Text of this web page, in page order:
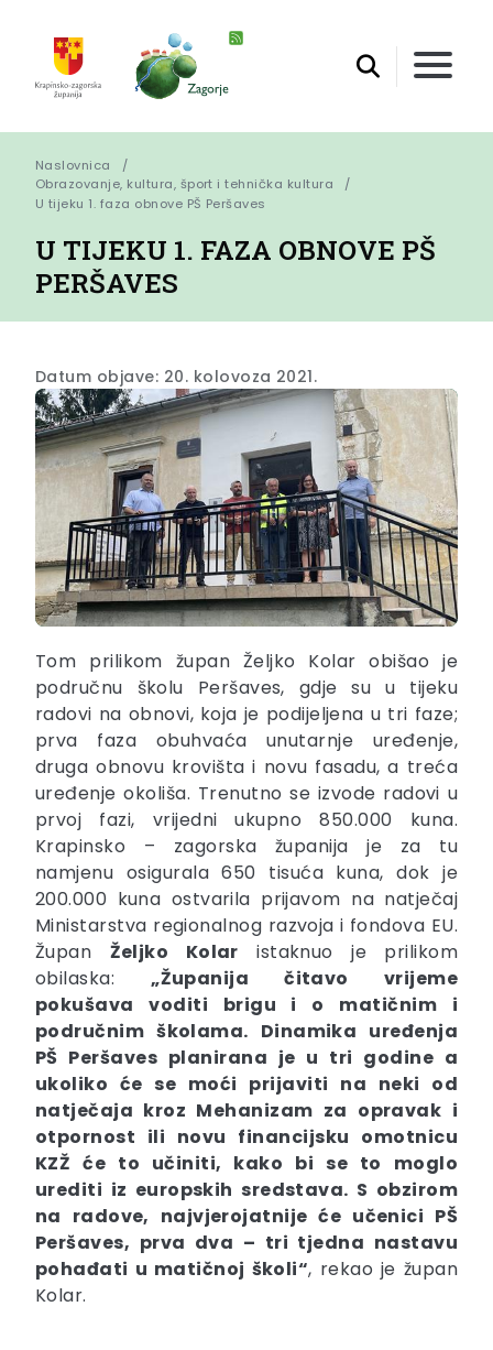
Naslovnica
Obrazovanje, kultura, šport i tehnička kultura
U tijeku 1. faza obnove PŠ Peršaves
U TIJEKU 1. FAZA OBNOVE PŠ
PERŠAVES
Datum objave: 20. kolovoza 2021.
Tom prilikom župan Željko Kolar obišao je
područnu školu Peršaves, gdje su u tijeku
radovi na obnovi, koja je podijeljena u tri faze;
prva faza obuhvaća unutarnje uređenje,
druga obnovu krovišta i novu fasadu, a treća
uređenje okoliša. Trenutno se izvode radovi u
prvoj fazi, vrijedni ukupno 850.000 kuna.
Krapinsko – zagorska županija je za tu
namjenu osigurala 650 tisuća kuna, dok je
200.000 kuna ostvarila prijavom na natječaj
Ministarstva regionalnog razvoja i fondova EU.
Župan Željko Kolar istaknuo je prilikom
obilaska: „Županija čitavo vrijeme
pokušava voditi brigu i o matičnim i
područnim školama. Dinamika uređenja
PŠ Peršaves planirana je u tri godine a
ukoliko će se moći prijaviti na neki od
natječaja kroz Mehanizam za opravak i
otpornost ili novu financijsku omotnicu
KZŽ će to učiniti, kako bi se to moglo
urediti iz europskih sredstava. S obzirom
na radove, najvjerojatnije će učenici PŠ
Peršaves, prva dva – tri tjedna nastavu
pohađati u matičnoj školi“, rekao je župan
Kolar.